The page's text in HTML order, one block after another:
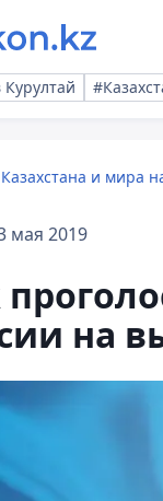
и мира
мая 2019
на